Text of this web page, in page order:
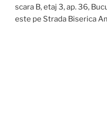
scara B, etaj 3, ap. 36,
este pe Strada Biserica